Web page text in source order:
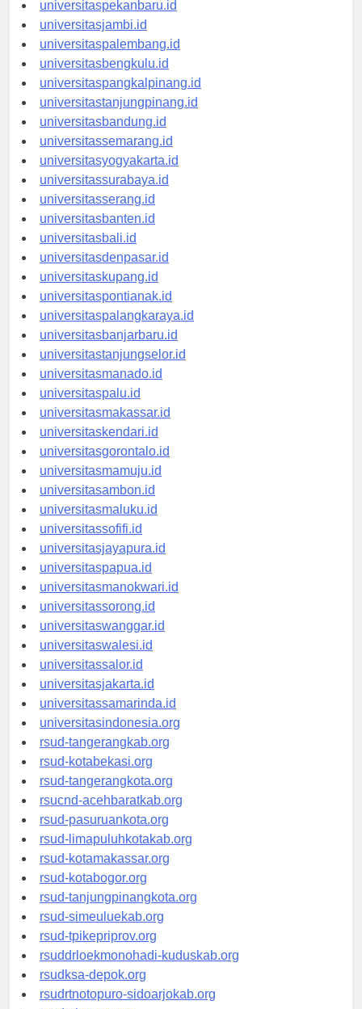
universitaspekanbaru.id
universitasjambi.id
universitaspalembang.id
universitasbengkulu.id
universitaspangkalpinang.id
universitastanjungpinang.id
universitasbandung.id
universitassemarang.id
universitasyogyakarta.id
universitassurabaya.id
universitasserang.id
universitasbanten.id
universitasbali.id
universitasdenpasar.id
universitaskupang.id
universitaspontianak.id
universitaspalangkaraya.id
universitasbanjarbaru.id
universitastanjungselor.id
universitasmanado.id
universitaspalu.id
universitasmakassar.id
universitaskendari.id
universitasgorontalo.id
universitasmamuju.id
universitasambon.id
universitasmaluku.id
universitassofifi.id
universitasjayapura.id
universitaspapua.id
universitasmanokwari.id
universitassorong.id
universitaswanggar.id
universitaswalesi.id
universitassalor.id
universitasjakarta.id
universitassamarinda.id
universitasindonesia.org
rsud-tangerangkab.org
rsud-kotabekasi.org
rsud-tangerangkota.org
rsucnd-acehbaratkab.org
rsud-pasuruankota.org
rsud-limapuluhkotakab.org
rsud-kotamakassar.org
rsud-kotabogor.org
rsud-tanjungpinangkota.org
rsud-simeuluekab.org
rsud-tpikepriprov.org
rsuddrloekmonohadi-kuduskab.org
rsudksa-depok.org